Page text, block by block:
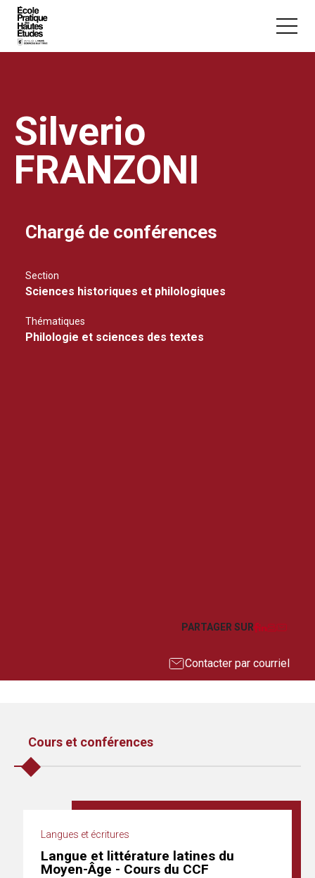
Vous recherchez peut-être :
Conférence Master
PARTAGER SUR Facebook
LinkedIn
Contacter par courriel
Silverio
FRANZONI
Chargé de conférences
Section
Sciences historiques et philologiques
Thématiques
Philologie et sciences des textes
Cours et conférences
Langues et écritures
Langue et littérature latines du
Moyen-Âge - Cours du CCF
Panneau de gestion des cookies